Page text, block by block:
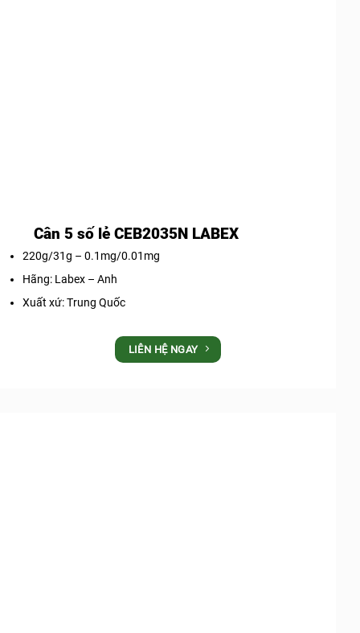
Cân 5 số lẻ CEB2035N LABEX
220g/31g – 0.1mg/0.01mg
Hãng: Labex – Anh
Xuất xứ: Trung Quốc
LIÊN HỆ NGAY